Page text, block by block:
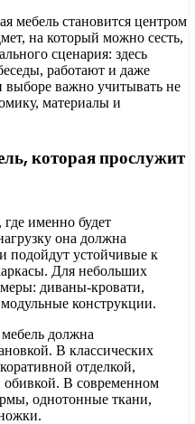
мебель становится центром
на который можно сесть,
сценария: здесь
работают и даже
важно учитывать не
материалы и
которая прослужит
именно будет
она должна
подойдут устойчивые к
Для небольших
диваны-кровати,
конструкции.
должна
В классических
отделкой,
обивкой. В современном
однотонные ткани,